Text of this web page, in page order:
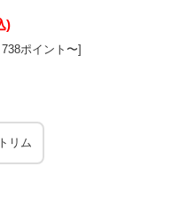
)
ポイント〜]
リム